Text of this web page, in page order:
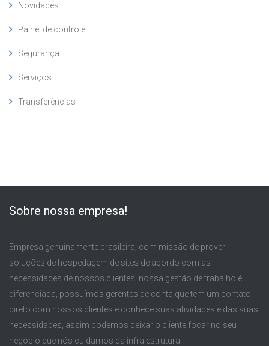
Novidades
Painel de controle
Segurança
Serviços
Transferências
Sobre nossa empresa!
Empresa genuinamente brasileira, com missão de prover
soluções de hospedagem de sites de acordo com as
necessidades de nossos clientes, nossa gestão de trabalho é
diferenciada, possuímos gerentes de conta que tem um contato
direto com nossos clientes e conhece suas atividades e das suas
necessidades, assim podemos deixar o cliente focar no seu
negócio que nós cuidamos da infra estrutura.